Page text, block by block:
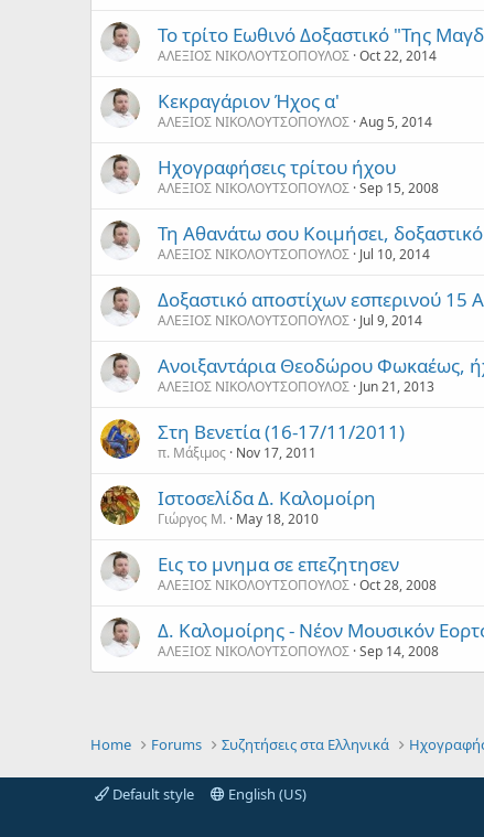
Το τρίτο Εωθινό Δοξαστικό "Της
ΑΛΕΞΙΟΣ ΝΙΚΟΛΟΥΤΣΟΠΟΥΛΟΣ Oct 22, 2014
Κεκραγάριον Ήχος α'
ΑΛΕΞΙΟΣ ΝΙΚΟΛΟΥΤΣΟΠΟΥΛΟΣ Aug 5, 2014
Ηχογραφήσεις τρίτου ήχου
ΑΛΕΞΙΟΣ ΝΙΚΟΛΟΥΤΣΟΠΟΥΛΟΣ Sep 15, 2008
Τη Αθανάτω σου Κοιμήσει,
ΑΛΕΞΙΟΣ ΝΙΚΟΛΟΥΤΣΟΠΟΥΛΟΣ Jul 10, 2014
Δοξαστικό αποστίχων εσπερινού
ΑΛΕΞΙΟΣ ΝΙΚΟΛΟΥΤΣΟΠΟΥΛΟΣ Jul 9, 2014
Ανοιξαντάρια Θεοδώρου Φωκαέως,
ΑΛΕΞΙΟΣ ΝΙΚΟΛΟΥΤΣΟΠΟΥΛΟΣ Jun 21, 2013
Στη Βενετία (16-17/11/2011)
π. Μάξιμος Nov 17, 2011
Ιστοσελίδα Δ. Καλομοίρη
Γιώργος Μ. May 18, 2010
Εις το μνημα σε επεζητησεν
ΑΛΕΞΙΟΣ ΝΙΚΟΛΟΥΤΣΟΠΟΥΛΟΣ Oct 28, 2008
Δ. Καλομοίρης - Νέον Μουσικόν
ΑΛΕΞΙΟΣ ΝΙΚΟΛΟΥΤΣΟΠΟΥΛΟΣ Sep 14, 2008
Home Forums Συζητήσεις στα Ελληνικά
Default style English (US)